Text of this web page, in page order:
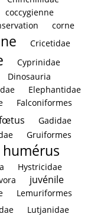
coccygienne
corne
Cricetidae
Cyprinidae
Dinosauria
Elephantidae
Falconiformes
Gadidae
Gruiformes
humérus
Hystricidae
juvénile
Lemuriformes
Lutjanidae